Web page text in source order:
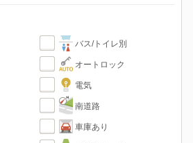
バス/トイレ別
オートロック
電気
南道路
車庫あり